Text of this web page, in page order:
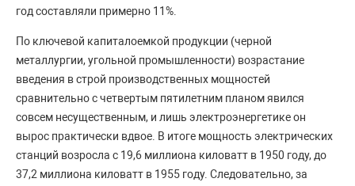
год составляли примерно 11%.
По ключевой капиталоемкой продукции (черной
металлургии, угольной промышленности) возрастание
введения в строй производственных мощностей
сравнительно с четвертым пятилетним планом явился
совсем несущественным, и лишь электроэнергетике он
вырос практически вдвое. В итоге мощность электрических
станций возросла с 19,6 миллиона киловатт в 1950 году, до
37,2 миллиона киловатт в 1955 году. Следовательно, за